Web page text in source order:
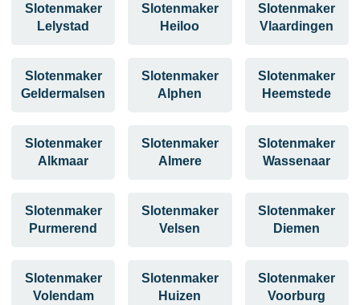
Slotenmaker
Lelystad
Slotenmaker
Heiloo
Slotenmaker
Vlaardingen
Slotenmaker
Geldermalsen
Slotenmaker
Alphen
Slotenmaker
Heemstede
Slotenmaker
Alkmaar
Slotenmaker
Almere
Slotenmaker
Wassenaar
Slotenmaker
Purmerend
Slotenmaker
Velsen
Slotenmaker
Diemen
Slotenmaker
Volendam
Slotenmaker
Huizen
Slotenmaker
Voorburg